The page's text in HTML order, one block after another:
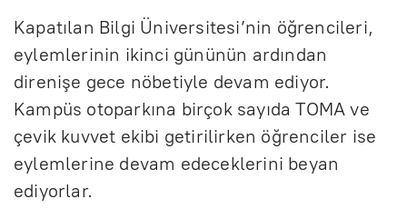
Kapatılan Bilgi Üniversitesi’nin öğrencileri,
eylemlerinin ikinci gününün ardından
direnişe gece nöbetiyle devam ediyor.
Kampüs otoparkına birçok sayıda TOMA ve
çevik kuvvet ekibi getirilirken öğrenciler ise
eylemlerine devam edeceklerini beyan
ediyorlar.